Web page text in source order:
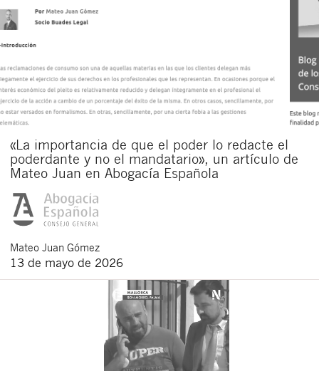
«La importancia de que el poder lo redacte el
poderdante y no el mandatario», un artículo de
Mateo Juan en Abogacía Española
Mateo Juan Gómez
13 de mayo de 2026